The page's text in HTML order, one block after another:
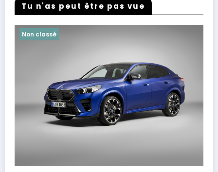
Tu n'as peut être pas vue
Non classé